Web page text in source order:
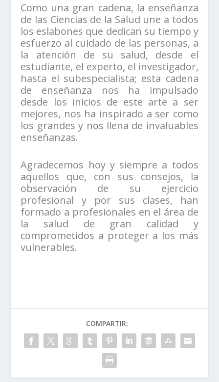
Como una gran cadena, la enseñanza
de las Ciencias de la Salud une a todos
los eslabones que dedican su tiempo y
esfuerzo al cuidado de las personas, a
la atención de su salud, desde el
estudiante, el experto, el investigador,
hasta el subespecialista; esta cadena
de enseñanza nos ha impulsado
desde los inicios de este arte a ser
mejores, nos ha inspirado a ser como
los grandes y nos llena de invaluables
enseñanzas.
Agradecemos hoy y siempre a todos
aquellos que, con sus consejos, la
observación de su ejercicio
profesional y por sus clases, han
formado a profesionales en el área de
la salud de gran calidad y
comprometidos a proteger a los más
vulnerables.
COMPARTIR: